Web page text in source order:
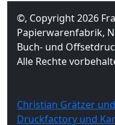
©, Copyright 2026
Papierwarenfabrik,
Buch- und
Alle Rechte
Christian Grätzer
Druckfactory und